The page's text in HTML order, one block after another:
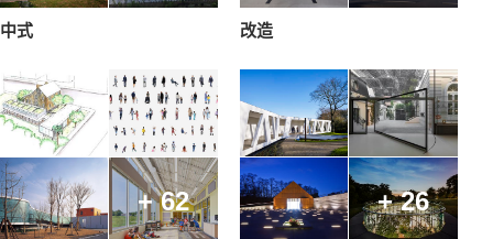
中式 改造
+ 62 + 26